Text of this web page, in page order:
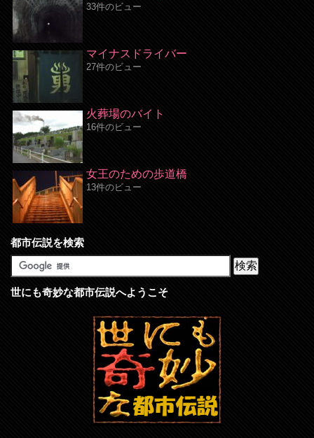
33件のビュー
マイナスドライバー
27件のビュー
火葬場のバイト
16件のビュー
女王のための歩道橋
13件のビュー
都市伝説を検索
世にも奇妙な都市伝説へようこそ